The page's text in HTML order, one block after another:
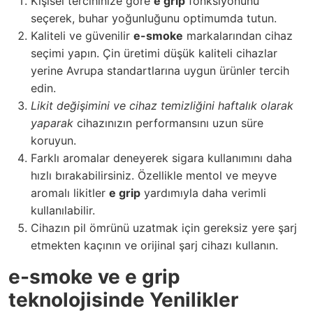
seçerek, buhar yoğunluğunu optimumda tutun.
Kaliteli ve güvenilir e-smoke markalarından cihaz
seçimi yapın. Çin üretimi düşük kaliteli cihazlar
yerine Avrupa standartlarına uygun ürünler tercih
edin.
Likit değişimini ve cihaz temizliğini haftalık olarak
yaparak cihazınızın performansını uzun süre
koruyun.
Farklı aromalar deneyerek sigara kullanımını daha
hızlı bırakabilirsiniz. Özellikle mentol ve meyve
aromalı likitler e grip yardımıyla daha verimli
kullanılabilir.
Cihazın pil ömrünü uzatmak için gereksiz yere şarj
etmekten kaçının ve orijinal şarj cihazı kullanın.
e-smoke ve e grip
teknolojisinde Yenilikler